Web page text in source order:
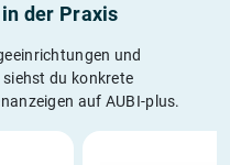
der Praxis
und
du konkrete
auf AUBI-plus.